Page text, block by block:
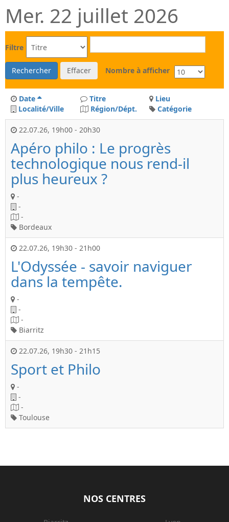
Mer. 22 juillet 2026
Filtre
Rechercher Effacer Nombre à afficher
Date Titre
Lieu
Localité/Ville
Région/Dépt. Catégorie
22.07.26, 19h00 - 20h30
Apéro philo : Le progrès
technologique nous rend-il
plus heureux ?
-
-
-
Bordeaux
22.07.26, 19h30 - 21h00
L'Odyssée - savoir naviguer
dans la tempête.
-
-
-
Biarritz
22.07.26, 19h30 - 21h15
Sport et Philo
-
-
-
Toulouse
NOS CENTRES